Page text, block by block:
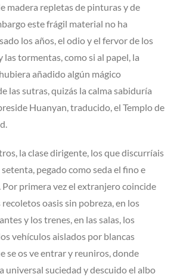
madera repletas de pinturas y de
este frágil material no ha
los años, el odio y el fervor de los
las tormentas, como si al papel, la
añadido algún mágico
las sutras, quizás la calma sabiduría
Huanyan, traducido, el Templo de
la clase dirigente, los que discurríais
pegado como seda el fino e
primera vez el extranjero coincide
oasis sin pobreza, en los
y los trenes, en las salas, los
vehículos aislados por blancas
se os ve entrar y reuniros, donde
universal suciedad y descuido el albo